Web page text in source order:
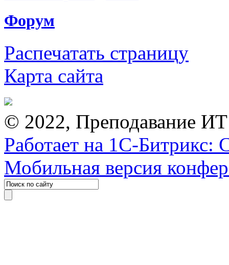
Форум
Распечатать страницу
Карта сайта
© 2022, Преподавание
Работает на 1С-Битрикс:
Мобильная версия